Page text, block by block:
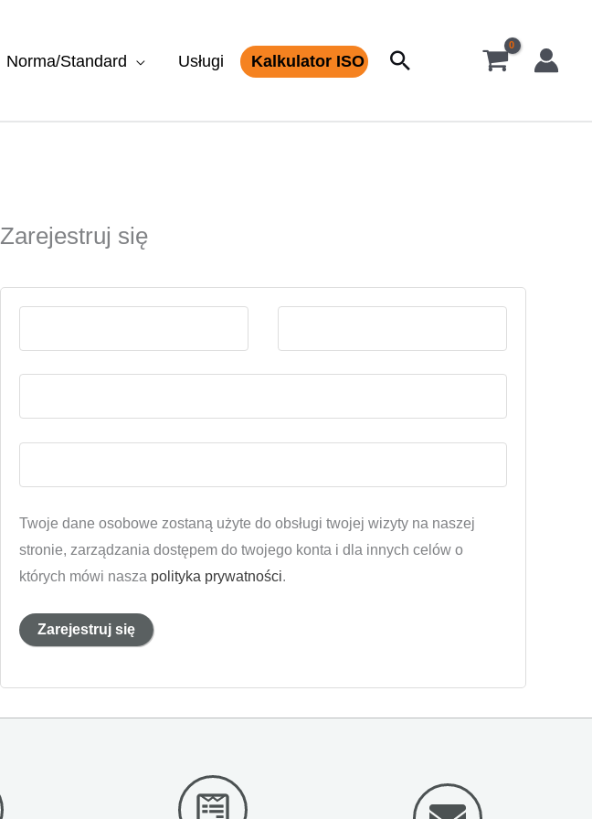
Norma/Standard Usługi Kalkulator ISO Szukaj
Zarejestruj się
Twoje dane osobowe zostaną użyte do obsługi twojej wizyty na naszej
stronie, zarządzania dostępem do twojego konta i dla innych celów o
których mówi nasza polityka prywatności.
Zarejestruj się